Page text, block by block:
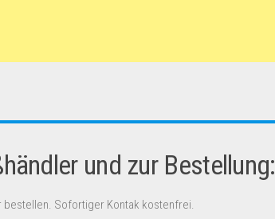
und zur Bestellung:
Sofortiger Kontak kostenfrei.